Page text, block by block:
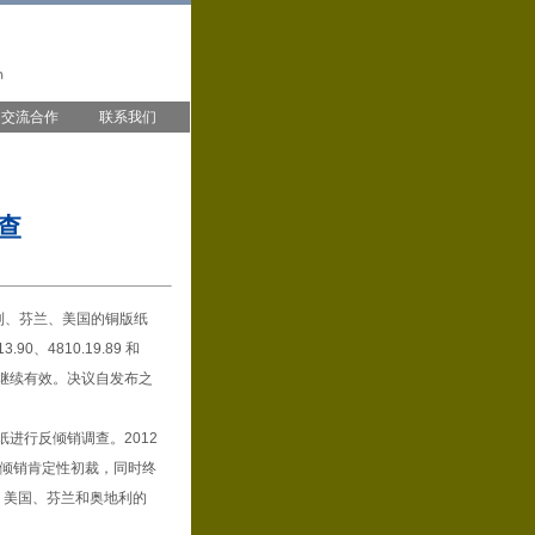
交流合作 联系我们
芬兰、美国的铜版纸
、4810.19.89 和
续有效。决议自发布之
进行反倾销调查。2012
销肯定性初裁，同时终
国、芬兰和奥地利的